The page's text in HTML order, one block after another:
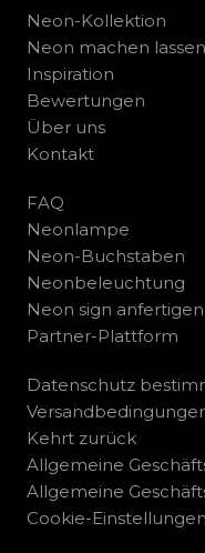
Neon-Kollektion
Neon machen lassen
Inspiration
Bewertungen
Über uns
Kontakt
FAQ
Neonlampe
Neon-Buchstaben
Neonbeleuchtung
Neon sign anfertigen
Partner-Plattform
Datenschutz
Kehrt zurück
Allgemeine
Allgemeine
Cookie-Einstellungen